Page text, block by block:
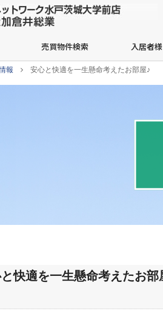
売買物件検索 入居者様
報 安心と快適を一生懸命考えたお部屋♪
快適を一生懸命考えたお部